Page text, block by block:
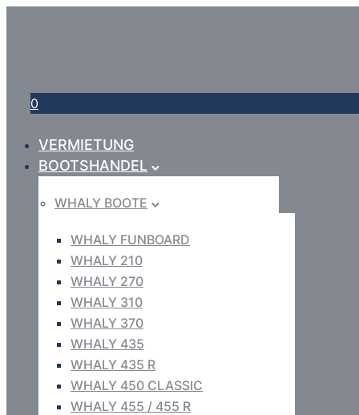
0
VERMIETUNG
BOOTSHANDEL
WHALY BOOTE
WHALY FUNBOARD
WHALY 210
WHALY 270
WHALY 310
WHALY 370
WHALY 435
WHALY 435 R
WHALY 450 CLASSIC
WHALY 455 / 455 R